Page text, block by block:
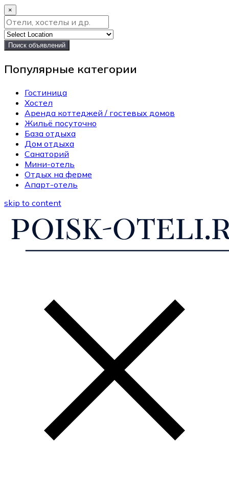
×
Поиск объявлений
Популярные категории
Гостиница
Хостел
Аренда коттеджей / гостевых домов
Жильё посуточно
База отдыха
Дом отдыха
Санаторий
Мини-отель
Отдых на ферме
Апарт-отель
skip to content